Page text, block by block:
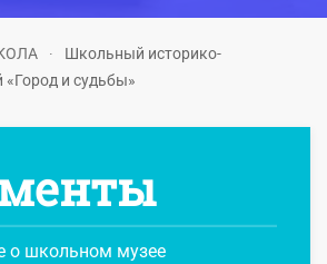
Школьный историко-
«Город и судьбы»
о школьном музее